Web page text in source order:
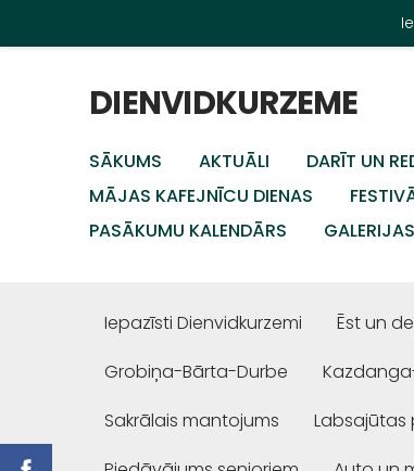
DIENVIDKURZEME
SĀKUMS AKTUĀLI DARĪT UN
MĀJAS KAFEJNĪCU DIENAS
PASĀKUMU KALENDĀRS
GALERIJAS
Iepazīsti Dienvidkurzemi Ēst un
Grobiņa-Bārta-Durbe
Sakrālais mantojums
Labsajūtas